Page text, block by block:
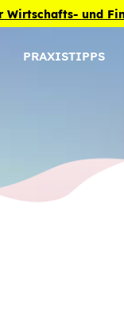
Wirtschafts- und
PRAXISTIPPS